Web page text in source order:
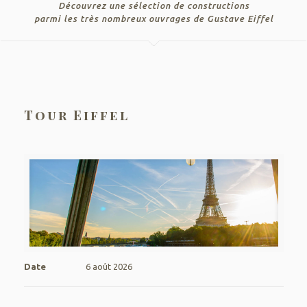
Découvrez une sélection de constructions
parmi les très nombreux ouvrages de Gustave Eiffel
Tour Eiffel
Date 6 août 2026